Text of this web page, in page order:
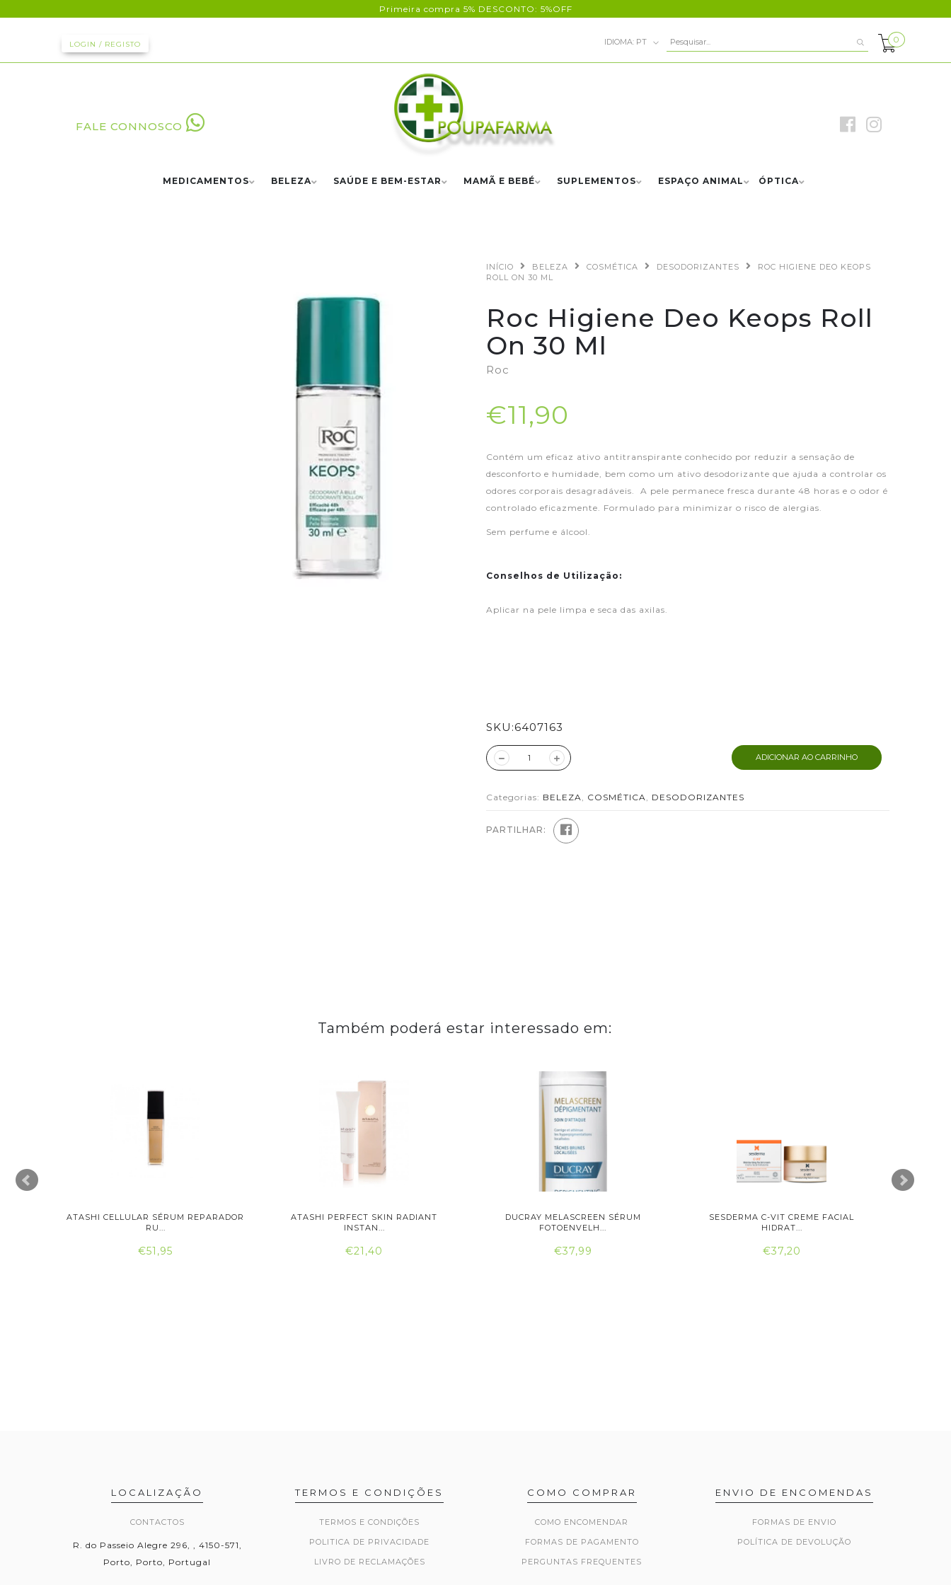
Primeira compra 5% DESCONTO: 5%OFF
LOGIN / REGISTO IDIOMA: PT
FALE CONNOSCO
0
MEDICAMENTOS BELEZA SAÚDE E BEM-ESTAR MAMÃ E BEBÉ SUPLEMENTOS ESPAÇO ANIMAL ÓPTICA
INÍCIO BELEZA COSMÉTICA DESODORIZANTES
ROC HIGIENE DEO KEOPS
ROLL ON 30 ML
Roc Higiene Deo Keops Roll
On 30 Ml
Roc
€11,90
Contém um eficaz ativo antitranspirante conhecido por reduzir a sensação de
desconforto e humidade, bem como um ativo desodorizante que ajuda a controlar os
odores corporais desagradáveis.
A pele permanece fresca durante 48 horas e o odor é
controlado eficazmente. Formulado para minimizar o risco de alergias.
Sem perfume e álcool.
Conselhos de Utilização:
Aplicar na pele limpa e seca das axilas.
SKU:6407163
ADICIONAR AO CARRINHO
Categorias: BELEZA, COSMÉTICA, DESODORIZANTES
PARTILHAR:
Também poderá estar interessado em:
ATASHI CELLULAR SÉRUM REPARADOR
RU...
€51,95
ATASHI PERFECT SKIN RADIANT
INSTAN...
€21,40
DUCRAY MELASCREEN SÉRUM
FOTOENVELH...
€37,99
SESDERMA C-VIT CREME FACIAL
HIDRAT...
€37,20
LOCALIZAÇÃO
CONTACTOS
R. do Passeio Alegre 296, , 4150-571,
Porto, Porto, Portugal
TERMOS E CONDIÇÕES
TERMOS E CONDIÇÕES
POLITICA DE PRIVACIDADE
LIVRO DE RECLAMAÇÕES
COMO COMPRAR
COMO ENCOMENDAR
FORMAS DE PAGAMENTO
PERGUNTAS FREQUENTES
ENVIO DE ENCOMENDAS
FORMAS DE ENVIO
POLÍTICA DE DEVOLUÇÃO